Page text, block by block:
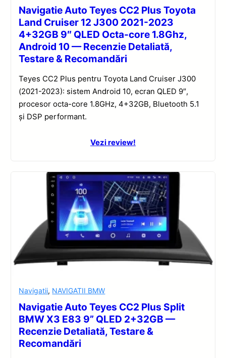
Navigatie Auto Teyes CC2 Plus Toyota
Land Cruiser 12 J300 2021-2023
4+32GB 9″ QLED Octa-core 1.8Ghz,
Android 10 — Recenzie Detaliată,
Testare & Recomandări
Teyes CC2 Plus pentru Toyota Land Cruiser J300
(2021-2023): sistem Android 10, ecran QLED 9″,
procesor octa-core 1.8GHz, 4+32GB, Bluetooth 5.1
și DSP performant.
Vezi review!
Navigatii, NAVIGATII BMW
Navigatie Auto Teyes CC2 Plus Split
BMW X3 E83 9” QLED 2+32GB —
Recenzie Detaliată, Testare &
Recomandări